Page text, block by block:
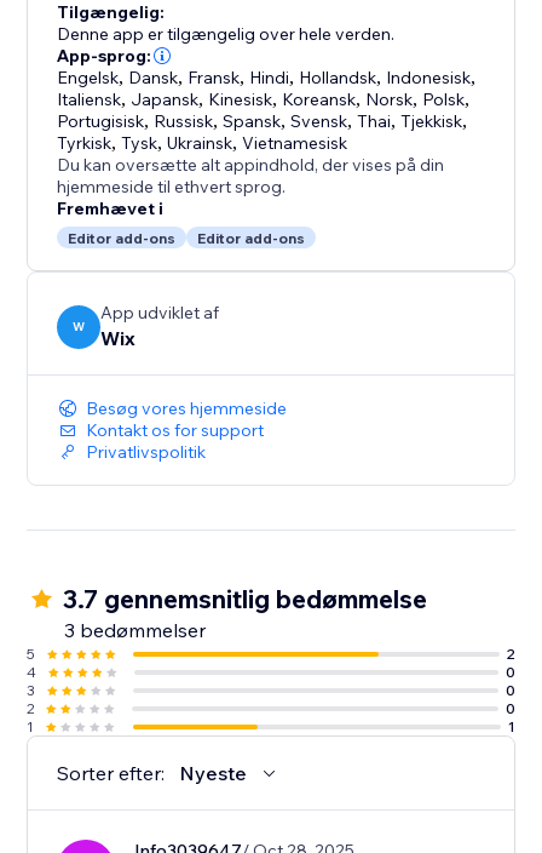
Tilgængelig:
Denne app er tilgængelig over hele verden.
App-sprog:
Engelsk, Dansk, Fransk, Hindi, Hollandsk, Indonesisk,
Italiensk, Japansk, Kinesisk, Koreansk, Norsk, Polsk,
Portugisisk, Russisk,Spansk,Svensk,Thai,Tjekkisk,
Tyrkisk,Tysk,Ukrainsk,Vietnamesisk
Du kan oversætte alt appindhold, der vises på din
hjemmeside til ethvert sprog.
Fremhævet i
Editor add-ons Editor add-ons
W
App udviklet af
Wix
Besøg vores hjemmeside
Kontakt os for support
Privatlivspolitik
3.7 gennemsnitlig bedømmelse
3 bedømmelser
5
2
4
0
3
0
2
0
1
1
Sorter efter: Nyeste